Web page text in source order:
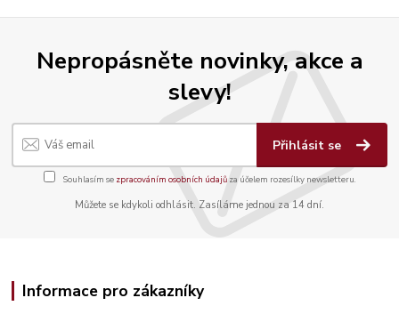
Nepropásněte novinky, akce a
slevy!
Přihlásit se
Souhlasím se zpracováním osobních údajůza účelem rozesílky newsletteru.
Můžete se kdykoli odhlásit. Zasíláme jednou za 14 dní.
Informace pro zákazníky